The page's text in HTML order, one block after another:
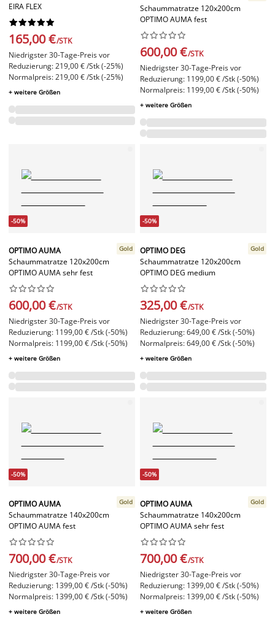
EIRA FLEX






165,00 €/STK
Niedrigster 30-Tage-Preis vor
Reduzierung: 219,00 € /Stk (-25%)
Normalpreis: 219,00 € /Stk (-25%)
+ weitere Größen
Schaummatratze 120x200cm
OPTIMO AUMA fest






600,00 €/STK
Niedrigster 30-Tage-Preis vor
Reduzierung: 1199,00 € /Stk (-50%)
Normalpreis: 1199,00 € /Stk (-50%)
+ weitere Größen
-50%
OPTIMO AUMA
Schaummatratze 120x200cm
OPTIMO AUMA sehr fest
Gold






600,00 €/STK
Niedrigster 30-Tage-Preis vor
Reduzierung: 1199,00 € /Stk (-50%)
Normalpreis: 1199,00 € /Stk (-50%)
+ weitere Größen
-50%
OPTIMO DEG
Schaummatratze 120x200cm
OPTIMO DEG medium
Gold






325,00 €/STK
Niedrigster 30-Tage-Preis vor
Reduzierung: 649,00 € /Stk (-50%)
Normalpreis: 649,00 € /Stk (-50%)
+ weitere Größen
-50%
OPTIMO AUMA
Schaummatratze 140x200cm
OPTIMO AUMA fest
Gold






700,00 €/STK
Niedrigster 30-Tage-Preis vor
Reduzierung: 1399,00 € /Stk (-50%)
Normalpreis: 1399,00 € /Stk (-50%)
+ weitere Größen
-50%
OPTIMO AUMA
Schaummatratze 140x200cm
OPTIMO AUMA sehr fest
Gold






700,00 €/STK
Niedrigster 30-Tage-Preis vor
Reduzierung: 1399,00 € /Stk (-50%)
Normalpreis: 1399,00 € /Stk (-50%)
+ weitere Größen